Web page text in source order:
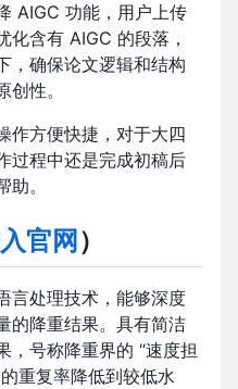
AIGC 功能，用户上传
化含有 AIGC 的段落，
，确保论文逻辑和结构
性。
作方便快捷，对于大四
过程中还是完成初稿后
。
官网 ）
言处理技术，能够深度
的降重结果。具有简洁
，号称降重界的 “速度担
重复率降低到较低水